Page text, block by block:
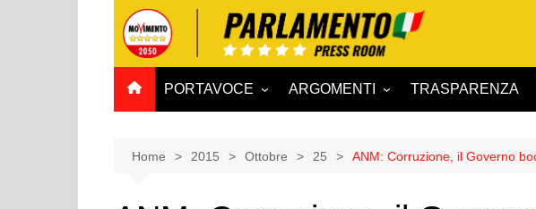
PORTAVOCE
SENATO
ARGOMENTI
Affari esteri
TRASPARENZA
Home 2015 Ottobre 25 ANM: Corruzione, il Governo